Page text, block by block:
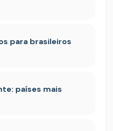
para brasileiros
países mais